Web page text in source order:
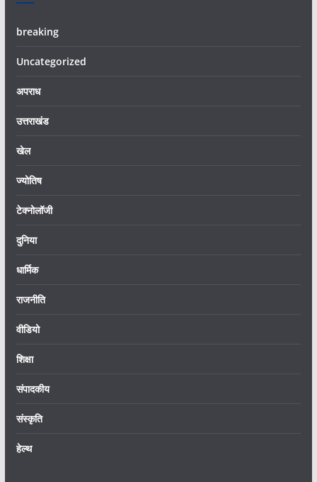
breaking
Uncategorized
अपराध
उत्तराखंड
खेल
ज्योतिष
टेक्नोलॉजी
दुनिया
धार्मिक
राजनीति
वीडियो
शिक्षा
संपादकीय
संस्कृति
हेल्थ